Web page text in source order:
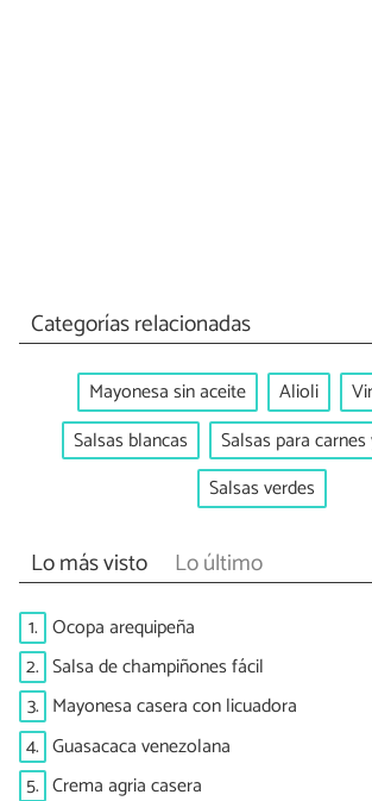
Categorías relacionadas
Mayonesa sin aceite Alioli
Salsas blancas
Salsas para
Salsas verdes
Lo más visto Lo último
1. Ocopa arequipeña
2. Salsa de champiñones fácil
3. Mayonesa casera con licuadora
4. Guasacaca venezolana
5. Crema agria casera